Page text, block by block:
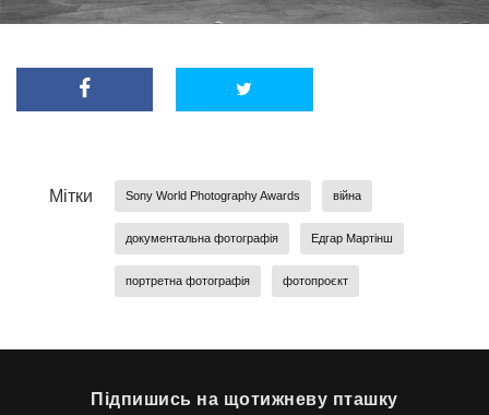
Мітки Sony World Photography Awards війна
документальна фотографія Едгар Мартінш
портретна фотографія фотопроєкт
Підпишись на щотижневу пташку